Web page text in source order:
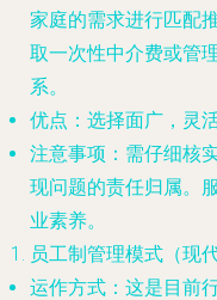
家庭的需求进行匹配
取一次性中介费或管
系。
优点 ：选择面广，灵
注意事项 ：需仔细核
现问题的责任归属。
业素养。
员工制管理模式（现
运作方式 ：这是目前